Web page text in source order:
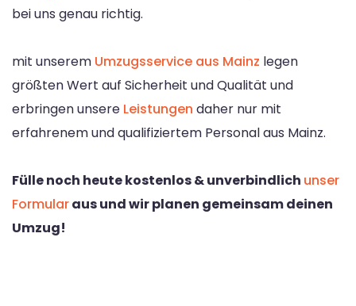
bei uns genau richtig.
mit unserem Umzugsservice aus Mainz legen
größten Wert auf Sicherheit und Qualität und
erbringen unsere Leistungen daher nur mit
erfahrenem und qualifiziertem Personal aus Mainz.
Fülle noch heute kostenlos & unverbindlich unser
Formularaus und wir planen gemeinsam deinen
Umzug!